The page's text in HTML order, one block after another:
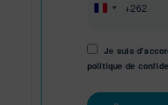
Réunion
+262
Je suis
politique de